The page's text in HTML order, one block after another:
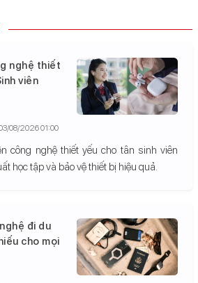
nghệ thiết
viên
công nghệ thiết yếu cho tân sinh viên
học tập và bảo vệ thiết bị hiệu quả.
08/2026 01:00
đi du
cho mọi